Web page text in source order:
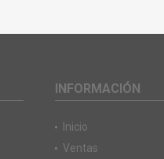
INFORMACIÓN
Inicio
Ventas